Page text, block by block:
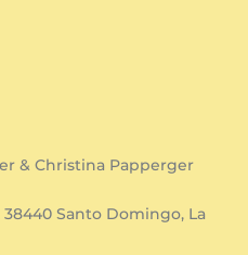
& Christina Papperger
Santo Domingo, La